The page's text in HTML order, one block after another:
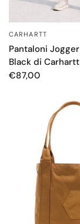
OCCHIATA
CARHARTT
Pantaloni
Black di Carhartt
€87,00